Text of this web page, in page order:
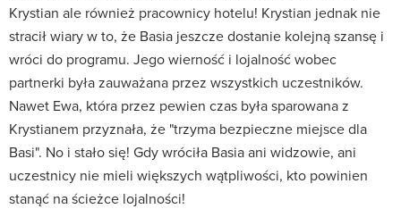
Krystian ale również pracownicy hotelu! Krystian jednak nie
stracił wiary w to, że Basia jeszcze dostanie kolejną szansę i
wróci do programu. Jego wierność i lojalność wobec
partnerki była zauważana przez wszystkich uczestników.
Nawet Ewa, która przez pewien czas była sparowana z
Krystianem przyznała, że "trzyma bezpieczne miejsce dla
Basi". No i stało się! Gdy wróciła Basia ani widzowie, ani
uczestnicy nie mieli większych wątpliwości, kto powinien
stanąć na ścieżce lojalności!